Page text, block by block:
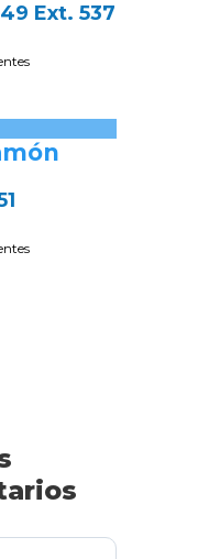
Ext. 537